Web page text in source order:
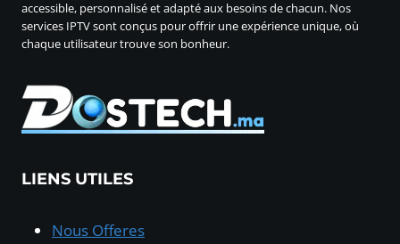
accessible, personnalisé et adapté aux besoins de chacun. Nos
services IPTV sont conçus pour offrir une expérience unique, où
chaque utilisateur trouve son bonheur.
LIENS UTILES
Nous Offeres